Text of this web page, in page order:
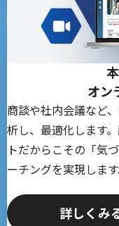
オン
商談や社内会議など
析し、最適化します
トだからこその「気
ーチングを実現します
詳しくみ